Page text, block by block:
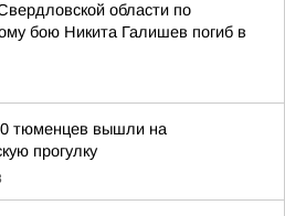
области по
бою Никита Галишев погиб в
тюменцев вышли на
прогулку